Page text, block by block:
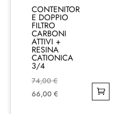
CONTENITOR
E DOPPIO
FILTRO
CARBONI
ATTIVI +
RESINA
CATIONICA
3/4
74,00€Il
prezzo
66,00 €Il